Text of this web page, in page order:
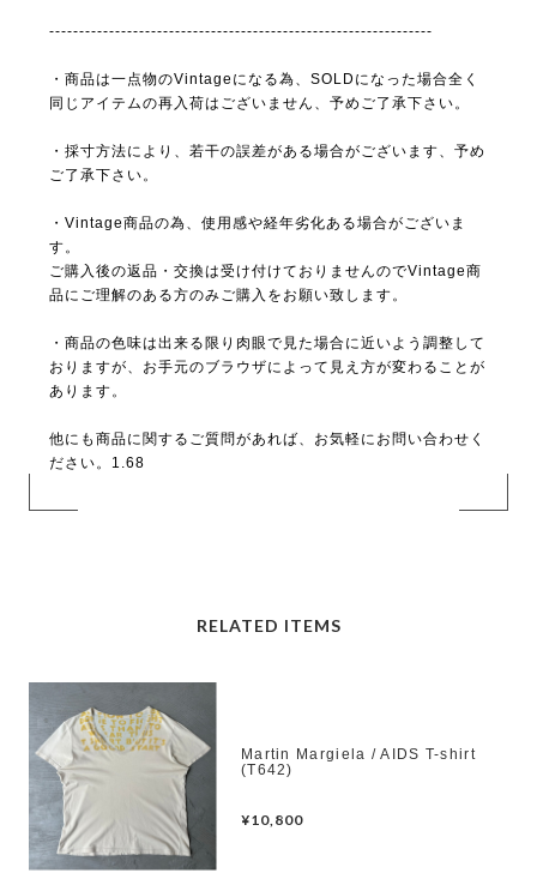
----------------------------------------------------------------
・商品は一点物のVintageになる為、SOLDになった場合全く
同じアイテムの再入荷はございません、予めご了承下さい。
・採寸方法により、若干の誤差がある場合がございます、予め
ご了承下さい。
・Vintage商品の為、使用感や経年劣化ある場合がございま
す。
ご購入後の返品・交換は受け付けておりませんのでVintage商
品にご理解のある方のみご購入をお願い致します。
・商品の色味は出来る限り肉眼で見た場合に近いよう調整して
おりますが、お手元のブラウザによって見え方が変わることが
あります。
他にも商品に関するご質問があれば、お気軽にお問い合わせく
ださい。1.68
RELATED ITEMS
Martin Margiela / AIDS T-shirt
(T642)
¥10,800